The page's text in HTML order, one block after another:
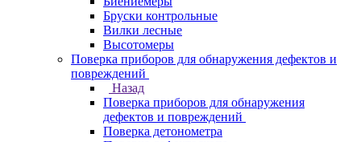
Бруски контрольные
Вилки лесные
Высотомеры
Поверка приборов для обнаружения дефектов и
повреждений
Назад
Поверка приборов для обнаружения
дефектов и повреждений
Поверка детонометра